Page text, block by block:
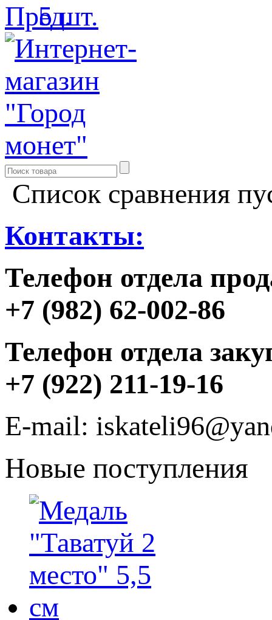
Список сравнения
Контакты:
Телефон отдела
+7 (982) 62-002-86
Телефон отдела
+7 (922) 211-19-16
E-mail:
Новые поступления